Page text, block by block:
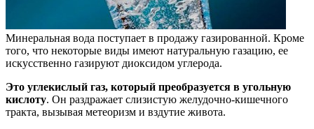
Минеральная вода поступает в продажу газированной. Кроме
того, что некоторые виды имеют натуральную газацию, ее
искусственно газируют диоксидом углерода.
Это углекислый газ, который преобразуется в угольную
кислоту. Он раздражает слизистую желудочно-кишечного
тракта, вызывая метеоризм и вздутие живота.